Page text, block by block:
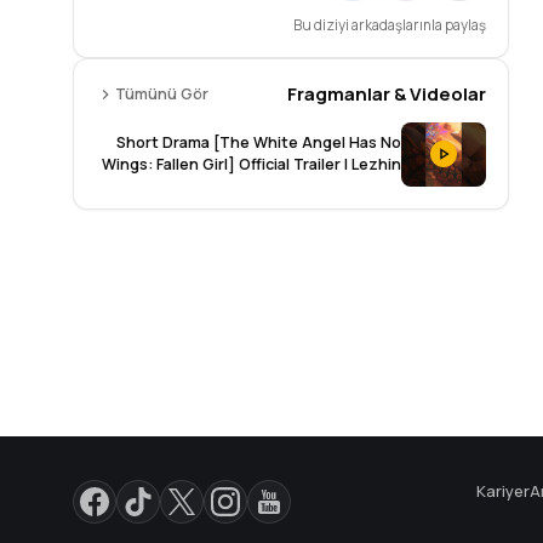
Bu diziyi arkadaşlarınla paylaş
Fragmanlar & Videolar
Tümünü Gör
Short Drama [The White Angel Has No
Wings: Fallen Girl] Official Trailer | Lezhin
Kariyer